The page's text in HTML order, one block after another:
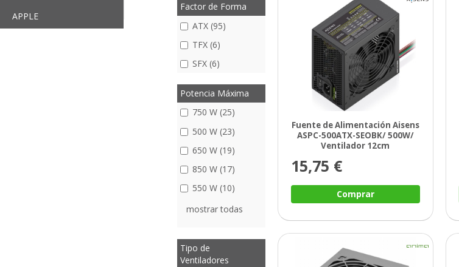
APPLE
Factor de Forma
ATX (95)
TFX (6)
SFX (6)
Potencia Máxima
750 W (25)
500 W (23)
650 W (19)
850 W (17)
550 W (10)
mostrar todas
Tipo de
Ventiladores
Fuente de Alimentación Aisens
ASPC-500ATX-SEOBK/ 500W/
Ventilador 12cm
15,75 €
Comprar